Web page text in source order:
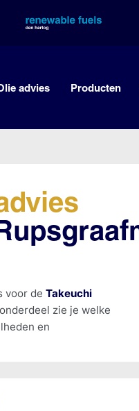
advies Producten
voor de Takeuchi
zie je welke
en